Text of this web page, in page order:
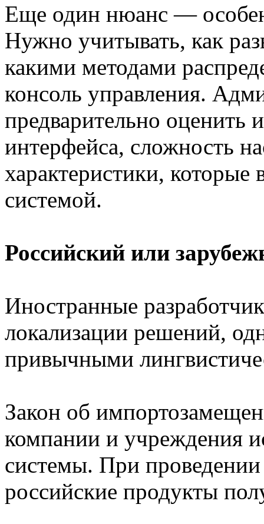
Еще один нюанс —
Нужно учитывать, как
какими методами
консоль управления.
предварительно оценить
интерфейса, сложность
характеристики,
системой.
Российский или
Иностранные
локализации решений,
привычными
Закон об
компании и учреждения
системы. При проведении
российские продукты